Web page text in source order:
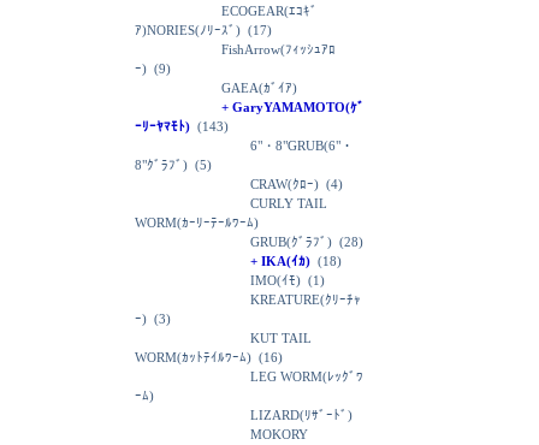
ECOGEAR(ｴｺｷﾞ
ｱ)NORIES(ﾉﾘｰｽﾞ) (17)
FishArrow(ﾌｨｯｼｭｱﾛ
ｰ) (9)
GAEA(ｶﾞｲｱ)
+ GaryYAMAMOTO(ｹﾞ
ｰﾘｰﾔﾏﾓﾄ) (143)
6"・8"GRUB(6"・
8"ｸﾞﾗﾌﾞ) (5)
CRAW(ｸﾛｰ) (4)
CURLY TAIL
WORM(ｶｰﾘｰﾃｰﾙﾜｰﾑ)
GRUB(ｸﾞﾗﾌﾞ) (28)
+ IKA(ｲｶ) (18)
IMO(ｲﾓ) (1)
KREATURE(ｸﾘｰﾁｬ
ｰ) (3)
KUT TAIL
WORM(ｶｯﾄﾃｲﾙﾜｰﾑ) (16)
LEG WORM(ﾚｯｸﾞﾜ
ｰﾑ)
LIZARD(ﾘｻﾞｰﾄﾞ)
MOKORY